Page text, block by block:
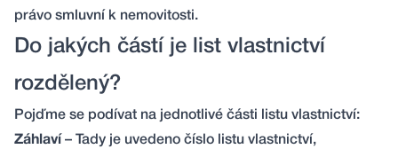
právo smluvní k nemovitosti.
Do jakých částí je list vlastnictví
rozdělený?
Pojďme se podívat na jednotlivé části listu vlastnictví:
Záhlaví – Tady je uvedeno číslo listu vlastnictví,